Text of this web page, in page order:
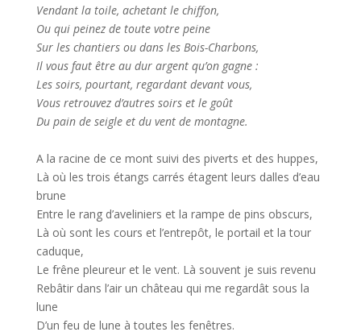
Vendant la toile, achetant le chiffon,
Ou qui peinez de toute votre peine
Sur les chantiers ou dans les Bois-Charbons,
Il vous faut être au dur argent qu’on gagne :
Les soirs, pourtant, regardant devant vous,
Vous retrouvez d’autres soirs et le goût
Du pain de seigle et du vent de montagne.
A la racine de ce mont suivi des piverts et des huppes,
Là où les trois étangs carrés étagent leurs dalles d’eau
brune
Entre le rang d’aveliniers et la rampe de pins obscurs,
Là où sont les cours et l’entrepôt, le portail et la tour
caduque,
Le frêne pleureur et le vent. Là souvent je suis revenu
Rebâtir dans l’air un château qui me regardât sous la
lune
D’un feu de lune à toutes les fenêtres.